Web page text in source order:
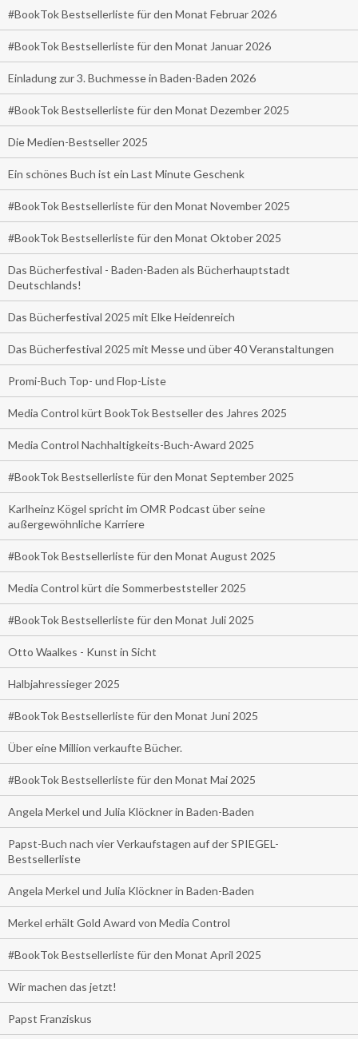
#BookTok Bestsellerliste für den Monat Februar 2026
#BookTok Bestsellerliste für den Monat Januar 2026
Einladung zur 3. Buchmesse in Baden-Baden 2026
#BookTok Bestsellerliste für den Monat Dezember 2025
Die Medien-Bestseller 2025
Ein schönes Buch ist ein Last Minute Geschenk
#BookTok Bestsellerliste für den Monat November 2025
#BookTok Bestsellerliste für den Monat Oktober 2025
Das Bücherfestival - Baden-Baden als Bücherhauptstadt
Deutschlands!
Das Bücherfestival 2025 mit Elke Heidenreich
Das Bücherfestival 2025 mit Messe und über 40 Veranstaltungen
Promi-Buch Top- und Flop-Liste
Media Control kürt BookTok Bestseller des Jahres 2025
Media Control Nachhaltigkeits-Buch-Award 2025
#BookTok Bestsellerliste für den Monat September 2025
Karlheinz Kögel spricht im OMR Podcast über seine
außergewöhnliche Karriere
#BookTok Bestsellerliste für den Monat August 2025
Media Control kürt die Sommerbeststeller 2025
#BookTok Bestsellerliste für den Monat Juli 2025
Otto Waalkes - Kunst in Sicht
Halbjahressieger 2025
#BookTok Bestsellerliste für den Monat Juni 2025
Über eine Million verkaufte Bücher.
#BookTok Bestsellerliste für den Monat Mai 2025
Angela Merkel und Julia Klöckner in Baden-Baden
Papst-Buch nach vier Verkaufstagen auf der SPIEGEL-
Bestsellerliste
Angela Merkel und Julia Klöckner in Baden-Baden
Merkel erhält Gold Award von Media Control
#BookTok Bestsellerliste für den Monat April 2025
Wir machen das jetzt!
Papst Franziskus